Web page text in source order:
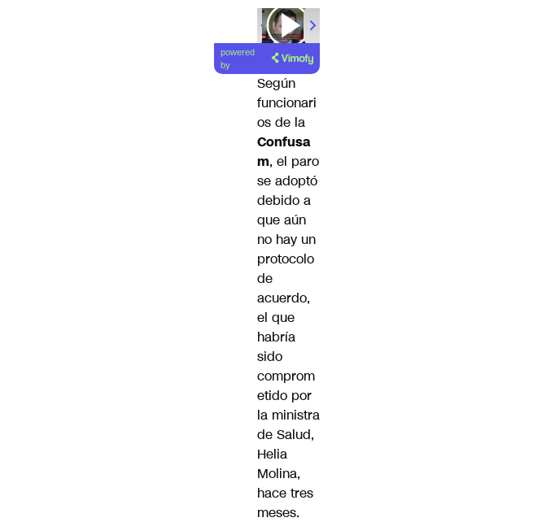
powered
by
Según
funcionari
os de la
Confusa
m, el paro
se adoptó
debido a
que aún
no hay un
protocolo
de
acuerdo,
el que
habría
sido
comprom
etido por
la ministra
de Salud,
Helia
Molina,
hace tres
meses.